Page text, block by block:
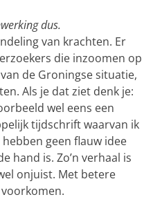
dus.
van krachten. Er
die inzoomen op
de Groningse situatie,
Als je dat ziet denk je:
wel eens een
tijdschrift waarvan ik
geen flauw idee
hand is. Zo’n verhaal is
onjuist. Met betere